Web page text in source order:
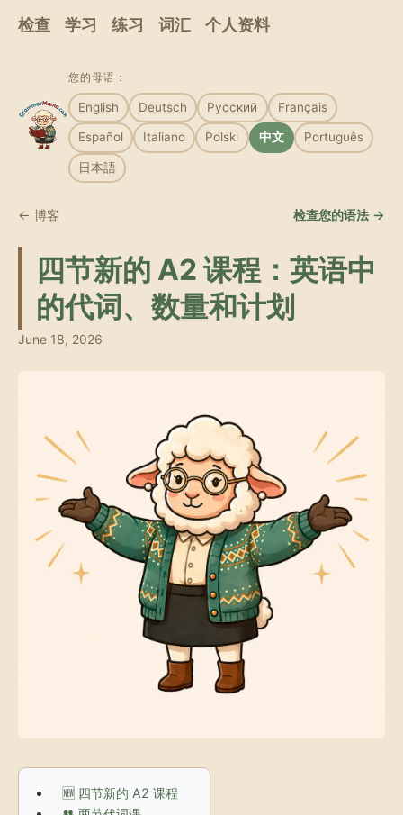
检查 学习 练习 词汇 个人资料
您的母语：
English Deutsch Русский Français
Español Italiano Polski 中文 Português
日本語
← 博客 检查您的语法 →
四节新的 A2 课程：英语中
的代词、数量和计划
June 18, 2026
🆕 四节新的 A2 课程